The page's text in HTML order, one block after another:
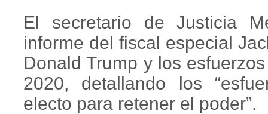
El secretario de Justicia
informe del fiscal especial
Donald Trump y los
2020, detallando los
electo para retener el poder”.